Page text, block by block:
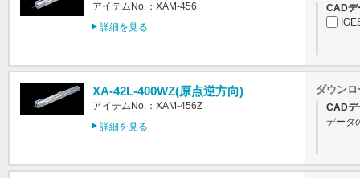
アイテムNo.：XAM-456
詳細を見る
CADデ
XA-42L-400WZ(原点逆方向)
アイテムNo.：XAM-456Z
詳細を見る
ダウンロ
CADデ
データ